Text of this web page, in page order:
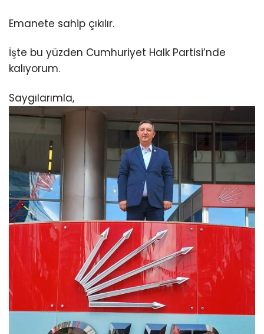
Emanete sahip çıkılır.
İşte bu yüzden Cumhuriyet Halk Partisi’nde
kalıyorum.
Saygılarımla,